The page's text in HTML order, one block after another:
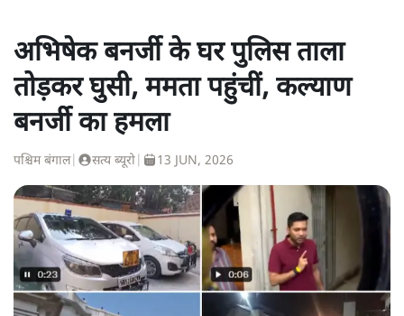
अभिषेक बनर्जी के घर पुलिस ताला
तोड़कर घुसी, ममता पहुंचीं, कल्याण
बनर्जी का हमला
पश्चिम बंगाल| सत्य ब्यूरो 13 JUN, 2026